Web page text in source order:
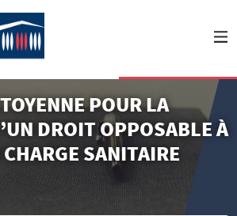
POUR LA
DROIT OPPOSABLE À
SANITAIRE